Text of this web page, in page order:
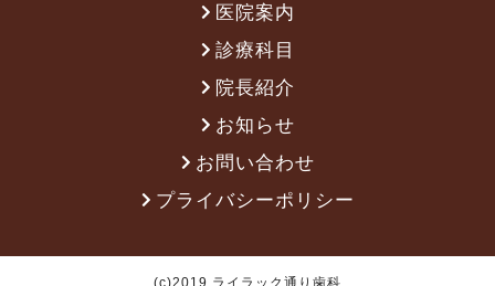
医院案内
診療科目
院長紹介
お知らせ
お問い合わせ
プライバシーポリシー
(c)2019 ライラック通り歯科